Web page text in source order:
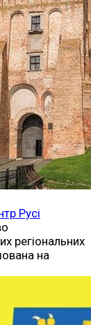
Русі
регіональних
на